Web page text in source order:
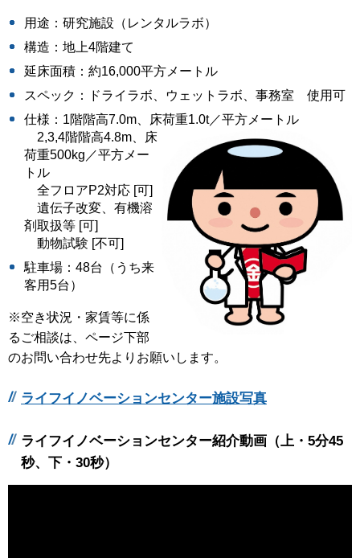
用途：研究施設（レンタルラボ）
構造：地上4階建て
延床面積：約16,000平方メートル
スペック：ドライラボ、ウェットラボ、事務室 使用可
仕様：1階階高7.0m、床荷重1.0t／平方メートル
2,3,4階階高4.8m、床
荷重500kg／平方メー
トル
全フロアP2対応 [可]
遺伝子改変、有機溶
剤取扱等 [可]
動物試験 [不可]
駐車場：48台（うち来
客用5台）
※空き状況・家賃等に係
るご相談は、ページ下部
のお問い合わせ先よりお願いします。
ライフイノベーションセンター施設写真
ライフイノベーションセンター紹介動画（上・5分45
秒、下・30秒）